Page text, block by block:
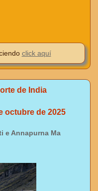
click aquí
de India
octubre de 2025
e Annapurna Ma